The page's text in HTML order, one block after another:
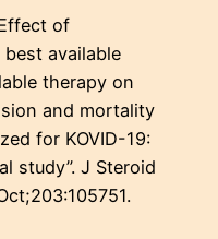
of
available
therapy on
and mortality
for KOVID-19:
study”. J Steroid